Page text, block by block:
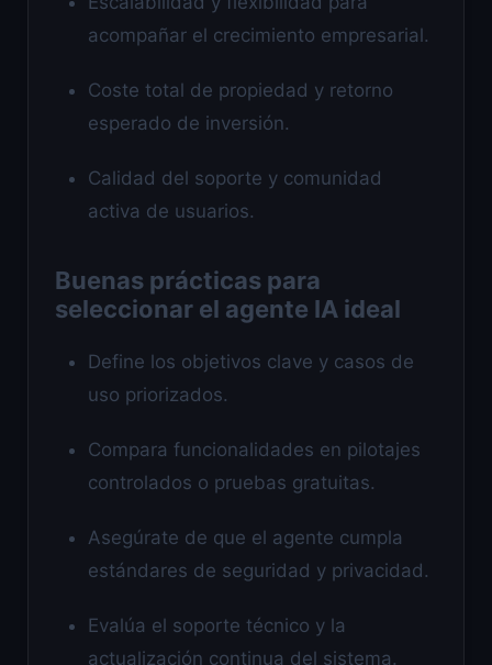
acompañar el crecimiento empresarial.
Coste total de propiedad y retorno
esperado de inversión.
Calidad del soporte y comunidad
activa de usuarios.
Buenas prácticas para
seleccionar el agente IA ideal
Define los objetivos clave y casos de
uso priorizados.
Compara funcionalidades en pilotajes
controlados o pruebas gratuitas.
Asegúrate de que el agente cumpla
estándares de seguridad y privacidad.
Evalúa el soporte técnico y la
actualización continua del sistema.